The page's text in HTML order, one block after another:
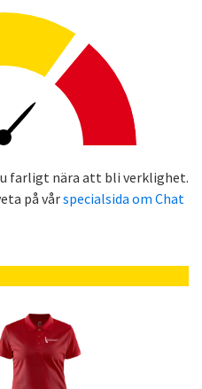
farligt nära att bli verklighet.
på vårspecialsida om Chat